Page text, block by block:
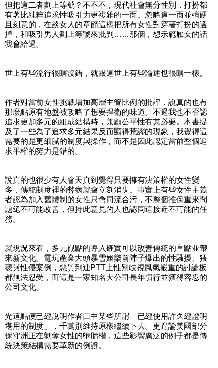
但把這二者劃上等號？不不不，現代社會無分性別，打扮都
有著比純粹追求性吸引力更複雜的一面。忽略這一面並強硬
且刻意的，在談女人的章節這樣把所有女性對穿著打扮的選
擇，和吸引男人劃上等號來批判……那個，想示範厭女的話
我會給過。
世上有些流行很瞎沒錯，就跟這世上有些論述也很瞎一樣。
作者對當前女性挑戰增加高層主管比例的批評，說真的也有
那麼點原有地盤被攻略了想要捍衛的味道。不過我也不否認
追求更加多元的組成結構時，兼顧公平性有其必要。本書提
及了一些為了追求多元結果反而顯得荒謬的現象，我覺得這
需要的是更細膩的制度與操作，而不是因此認定當前整個追
求平權的努力是錯的。
說真的也很少有人會天真到覺得只要擁有決策權的女性變
多，傳統制度裡的弊病就會立刻消失。事實上有些女性主義
者認為加入舊體制的女性只會同流合污，不整個推倒重來問
題絕不可能改善，但持此意見的人也認同這接近不可能的任
務。
就現況來看，多元觀點的導入確實可以改善傳統的盲點並帶
來新文化。電玩產業大頭暴雪娛樂前陣子爆出的性騷擾、猥
褻與性侵案例，惡質到連PTT上性別歧視風氣嚴重的討論板
都無法忍受，而這是一家知名大公司長年慣行並獲得容忍的
公司文化。
光這點便已經說明作者口中某些所謂「已經使用許久經證明
堪用的制度」，千萬別維持原樣繼續下去。更遑論美國部分
保守洲正在剝奪女性的墮胎權，這些影響廣泛的例子都是傳
統決策結構需要革新的例證。